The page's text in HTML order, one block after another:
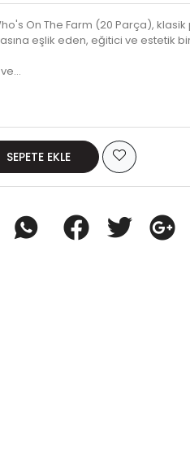
On The Farm (20 Parça),
eşlik eden, eğitici ve estetik
SEPETE EKLE